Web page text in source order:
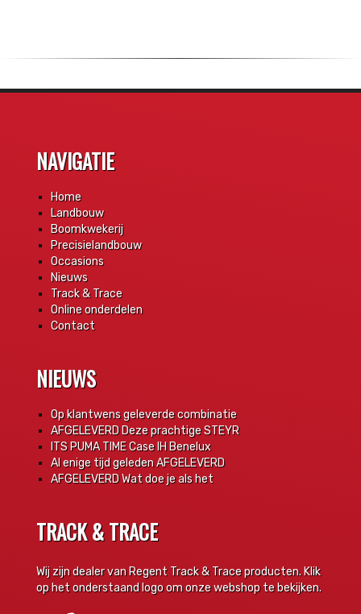
NAVIGATIE
Home
Landbouw
Boomkwekerij
Precisielandbouw
Occasions
Nieuws
Track & Trace
Online onderdelen
Contact
NIEUWS
Op klantwens geleverde combinatie
AFGELEVERD Deze prachtige STEYR
ITS PUMA TIME Case IH Benelux
Al enige tijd geleden AFGELEVERD
AFGELEVERD Wat doe je als het
TRACK & TRACE
Wij zijn dealer van Regent Track & Trace producten. Klik
op het onderstaand logo om onze webshop te bekijken.